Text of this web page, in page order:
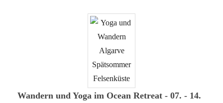
Wandern und Yoga im Ocean Retreat - 07. - 14.